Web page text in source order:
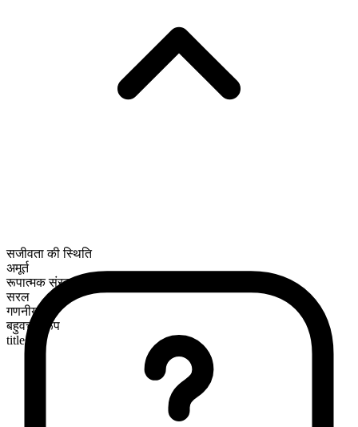
सजीवता की स्थिति
अमूर्त
रूपात्मक संरचना
सरल
गणनीय
बहुवचन रूप
titles